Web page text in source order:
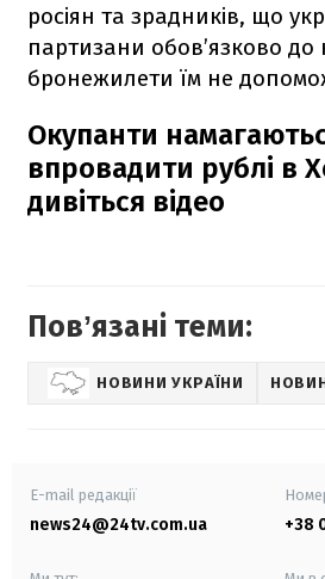
росіян та зрадників, що
партизани обов’язково до
бронежилети їм не
Окупанти
впровадити рублі в
дивіться відео
Повʼязані теми:
НОВИНИ УКРАЇНИ
E-mail редакції
news24@24tv.com.ua +38